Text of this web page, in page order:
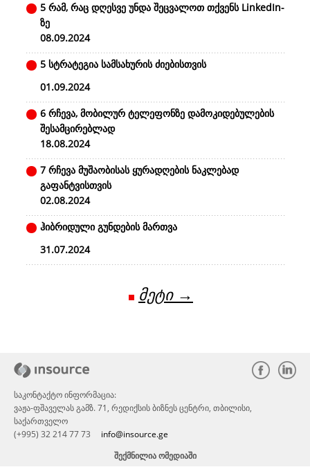
5 რამ, რაც დღესვე უნდა შეცვალოთ თქვენს LinkedIn-
ზე
08.09.2024
5 სტრატეგია სამსახურის ძიებისთვის
01.09.2024
6 რჩევა, მობილურ ტელეფონზე დამოკიდებულების
შესამცირებლად
18.08.2024
7 რჩევა მუშაობისას ყურადღების ნაკლებად
გაფანტვისთვის
02.08.2024
ჰიბრიდული გუნდების მართვა
31.07.2024
მეტი →
საკონტაქტო ინფორმაცია:
ვაჟა-ფშაველას გამზ. 71, რედიქსის ბიზნეს ცენტრი, თბილისი,
საქართველო
(+995) 32 214 77 73 info@insource.ge
ᲨᲔᲥᲛᲜᲘᲚᲘᲐ ᲝᲛᲔᲓᲘᲐᲨᲘ